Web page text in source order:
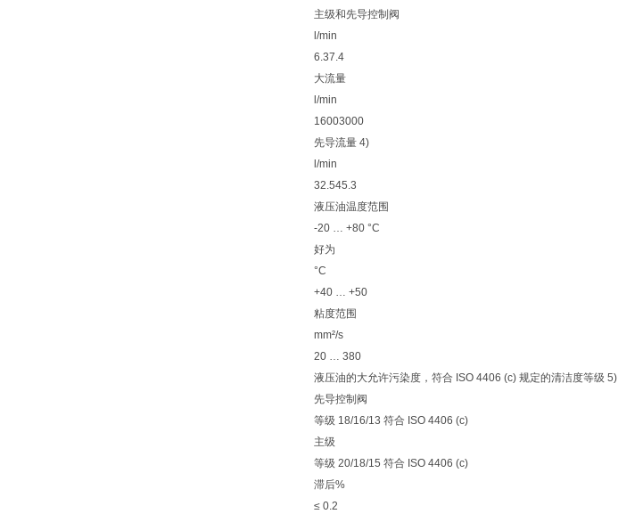
主级和先导控制阀
l/min
6.37.4
大流量
l/min
16003000
先导流量 4)
l/min
32.545.3
液压油温度范围
-20 … +80 °C
好为
°C
+40 … +50
粘度范围
mm²/s
20 … 380
液压油的大允许污染度，符合 ISO 4406 (c) 规定的清洁度等级 5)
先导控制阀
等级 18/16/13 符合 ISO 4406 (c)
主级
等级 20/18/15 符合 ISO 4406 (c)
滞后%
≤ 0.2